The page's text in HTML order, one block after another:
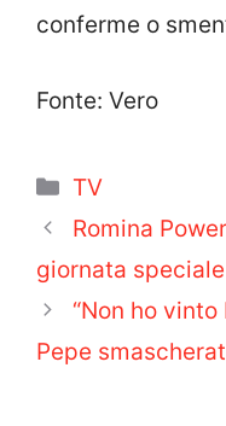
conferme o
Fonte: Vero
Categorie
TV
Romina
giornata speciale
“Non ho vinto
Pepe